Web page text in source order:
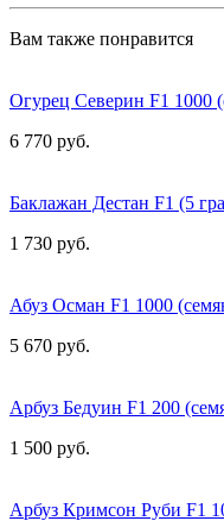
Вам также понравится
Огурец Северин F1 1000
6 770 руб.
Баклажан Дестан F1 (5
1 730 руб.
Абуз Осман F1 1000
5 670 руб.
Арбуз Бедуин F1 200
1 500 руб.
Арбуз Кримсон Руби F1